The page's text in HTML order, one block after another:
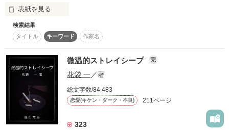
なぜか溺愛─依存─されてる件。
•
タイトル「無気力な幼なじみと近距離恋愛」で文庫化決定しま
した！
ありがとうございます～！ヾ(o´∀｀o)ﾉ
【C】mizutamari
作品を読む
『このまま“かぞく”に襲われるか、
“他人”になって何事もなく帰るか。
…好きなほう選んでよ』
踏み込んだなら、最後。
過保護な五匹の芸能人
+
学園のイケメン猛獣達
▶重過ぎ、甘過ぎ、注意報
【肉食猛獣達は彼女を喰らいたい】
表紙を見る
誰もが振り返る、気まぐれな美形。
気分屋で、我儘王子なのに目が離せない。
笑えば世界が傾くような男――涼井世那。
彼の瞳に映るのは、
地味で、静かで、気弱な私だけ。
✧───☽────✧
検索結果
タイトル
キーワード 作家名
微温的ストレイシープ 完
花袋 一／著
総文字数/84,483
恋愛(キケン・ダーク・不良) 211ページ
323